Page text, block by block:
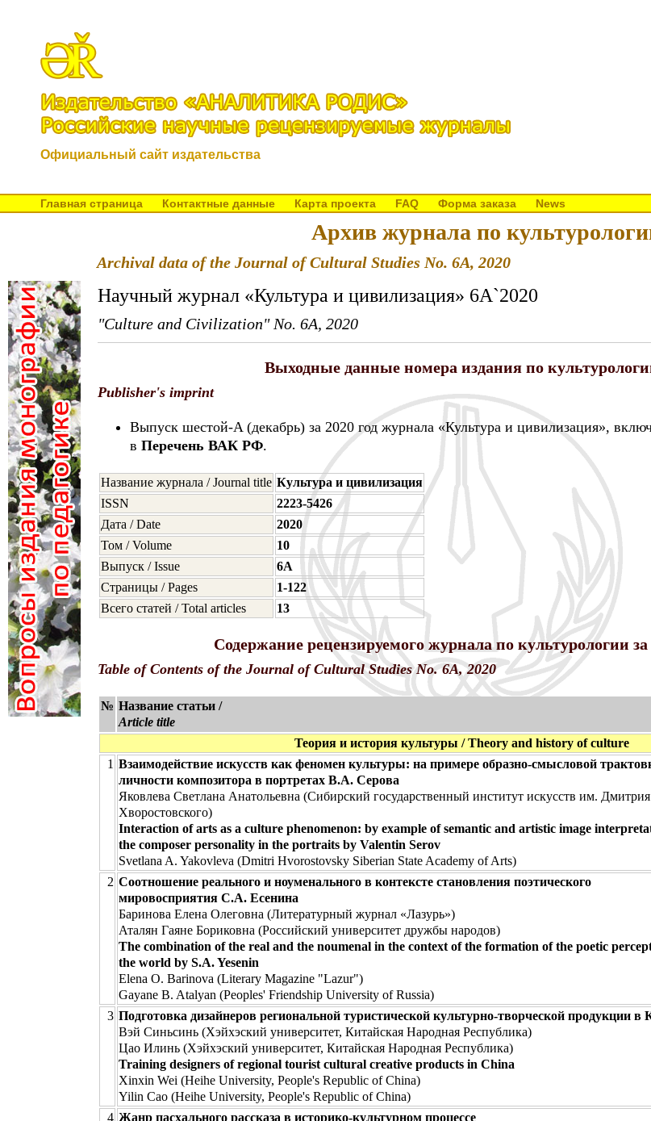
Официальный сайт издательства
Главная страница Контактные данные Карта проекта FAQ Форма заказа News
Архив журнала по
Archival data of the Journal of Cultural Studies No. 6A, 2020
Научный журнал «Культура и цивилизация» 6A`2020
"Culture and Civilization" No. 6A, 2020
Выходные данные номера издания по
Publisher's imprint
Выпуск шестой-A (декабрь) за 2020 год журнала «Культура и цивилизация»,
в Перечень ВАК РФ.
Название журнала / Journal title Культура и цивилизация
ISSN
2223-5426
Дата / Date
2020
Том / Volume
10
Выпуск / Issue
6A
Страницы / Pages
1-122
Всего статей / Total articles
13
Содержание рецензируемого журнала по культурологии за
Table of Contents of the Journal of Cultural Studies No. 6A, 2020
№ Название статьи /
Article title
Теория и история культуры / Theory and history of culture
1 Взаимодействие искусств как феномен культуры: на примере образно-смысловой
личности композитора в портретах В.А. Серова
Яковлева Светлана Анатольевна (Сибирский государственный институт искусств им. Дмитрия
Хворостовского)
Interaction of arts as a culture phenomenon: by example of semantic and artistic image
the composer personality in the portraits by Valentin Serov
Svetlana A. Yakovleva (Dmitri Hvorostovsky Siberian State Academy of Arts)
2 Соотношение реального и ноуменального в контексте становления поэтического
мировосприятия С.А. Есенина
Баринова Елена Олеговна (Литературный журнал «Лазурь»)
Аталян Гаяне Бориковна (Российский университет дружбы народов)
The combination of the real and the noumenal in the context of the formation of the poetic
the world by S.A. Yesenin
Elena O. Barinova (Literary Magazine "Lazur")
Gayane B. Atalyan (Peoples' Friendship University of Russia)
3 Подготовка дизайнеров региональной туристической культурно-творческой продукции в
Вэй Синьсинь (Хэйхэский университет, Китайская Народная Республика)
Цао Илинь (Хэйхэский университет, Китайская Народная Республика)
Training designers of regional tourist cultural creative products in China
Xinxin Wei (Heihe University, People's Republic of China)
Yilin Cao (Heihe University, People's Republic of China)
4 Жанр пасхального рассказа в историко-культурном процессе